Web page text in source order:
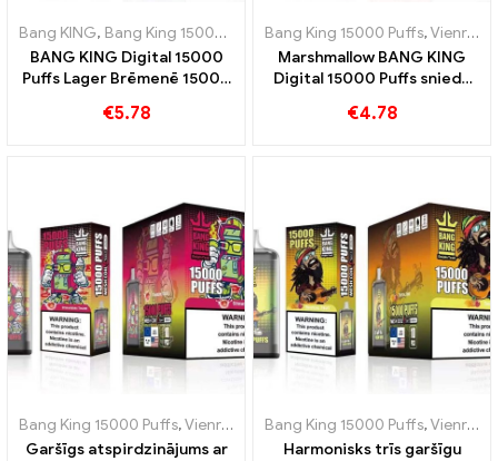
Bang KING, Bang King 15000 Puffs ,Vienreizējās lietošanas e-
BANG KING Digital 15000
Puffs Lager Brēmenē 15000
€5.78
Bang King 15000 Puffs,Vienreizējās lietošanas e-cigaretes Zviedrija
Marshmallow BANG KING
Digital 15000 Puffs sniedz
kodums
€4.78
Bang King 15000 Puffs,Vienreizējās lietošanas e-cigaretes Zviedrija
Garšīgs atspirdzinājums ar
Bang King 15000 Puffs,Vienreizējās lietošanas e-cigaretes Zviedrija
Harmonisks trīs garšīgu